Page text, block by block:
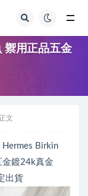
禦用正品五金
正文
Birkin
金鍍24k真金
出貨